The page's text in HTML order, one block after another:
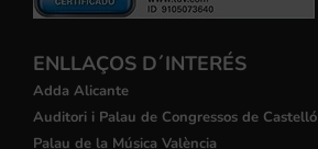
ENLLAÇOS D´INTERÉS
Adda Alicante
Auditori i Palau de Congressos de Castelló
Palau de la Música València